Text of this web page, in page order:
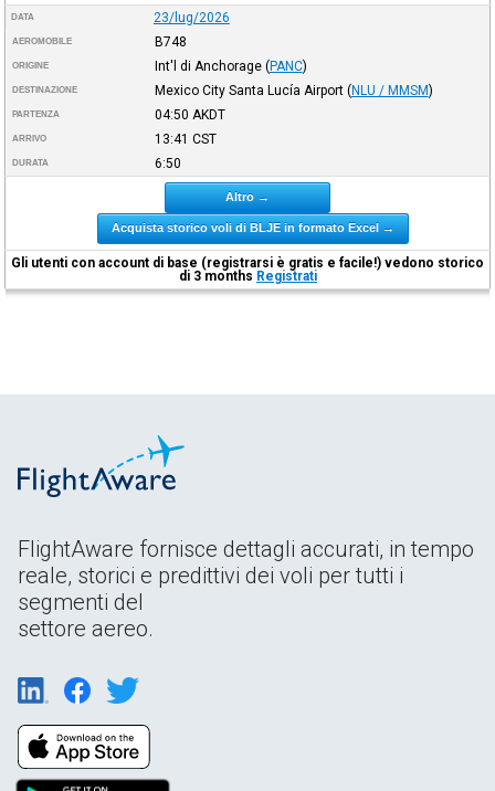
DATA 23/lug/2026
AEROMOBILE B748
ORIGINE Int'l di Anchorage (PANC)
DESTINAZIONE Mexico City Santa Lucía Airport (NLU / MMSM)
PARTENZA 04:50 AKDT
ARRIVO 13:41 CST
DURATA 6:50
Altro →
Acquista storico voli di BLJE in formato Excel →
Gli utenti con account di base (registrarsi è gratis e facile!) vedono storico
di 3 months Registrati
FlightAware fornisce dettagli accurati, in tempo
reale, storici e predittivi dei voli per tutti i
segmenti del
settore aereo.